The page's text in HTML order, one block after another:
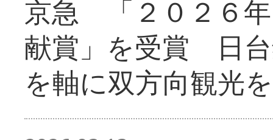
京急 「２０２６
献賞」を受賞 日
を軸に双方向観光